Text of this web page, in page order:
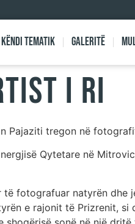
Këndi Tematik Galeritë
I RI
Pajaziti tregon në
Qytetare në
fotografuar natyrën dhe
e rajonit të Prizrenit, si